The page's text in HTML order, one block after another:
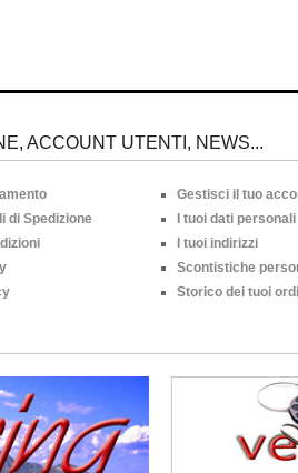
ACCOUNT UTENTI, NEWS...
di Spedizione
Gestisci il tuo
I tuoi dati personali
I tuoi indirizzi
Scontistiche
Storico dei tuoi